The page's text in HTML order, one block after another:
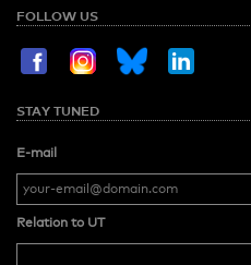
FOLLOW US
STAY TUNED
E-mail
Relation to UT